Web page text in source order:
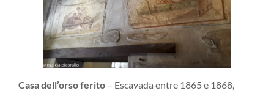
Casa dell’orso ferito – Escavada entre 1865 e 1868,